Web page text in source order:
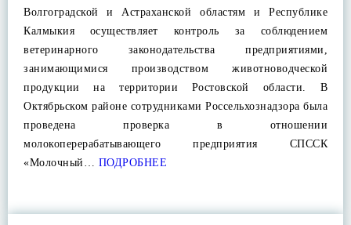
Волгоградской и Астраханской областям и Республике
Калмыкия осуществляет контроль за соблюдением
ветеринарного законодательства предприятиями,
занимающимися производством животноводческой
продукции на территории Ростовской области. В
Октябрьском районе сотрудниками Россельхознадзора была
проведена проверка в отношении
молокоперерабатывающего предприятия СПССК
«Молочный… ПОДРОБНЕЕ